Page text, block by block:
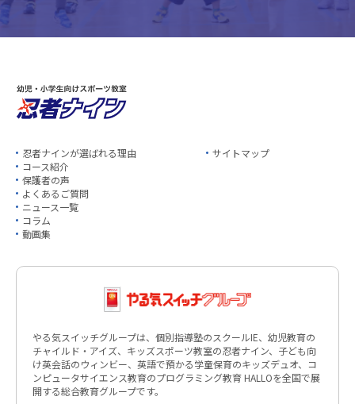
忍者ナインが選ばれる理由
コース紹介
保護者の声
よくあるご質問
ニュース一覧
コラム
動画集
サイトマップ
やる気スイッチグループは、個別指導塾のスクールIE、幼児教育の
チャイルド・アイズ、キッズスポーツ教室の忍者ナイン、子ども向
け英会話のウィンビー、英語で預かる学童保育のキッズデュオ、コ
ンピュータサイエンス教育のプログラミング教育 HALLOを全国で展
開する総合教育グループです。